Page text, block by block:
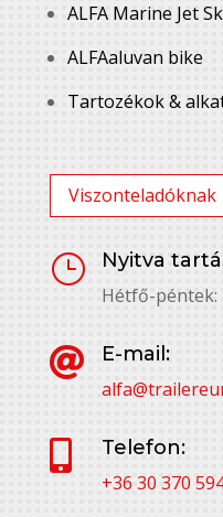
ALFA Marine Jet
ALFAaluvan bike
Tartozékok &
Viszonteladóknak
}
Nyitva
Hétfő-péntek:

E-mail:

Telefon:
+36 30 370